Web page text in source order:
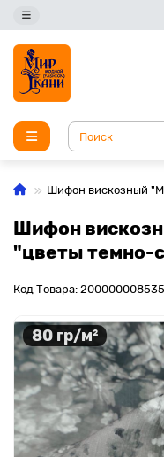
Шифон вискозный
Шифон
"цветы темно-
Код Товара:
80 гр/м²